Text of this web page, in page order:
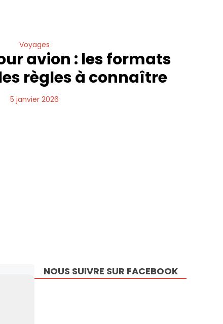
Voyages
avion : les formats
règles à connaître
5 janvier 2026
NOUS SUIVRE SUR FACEBOOK